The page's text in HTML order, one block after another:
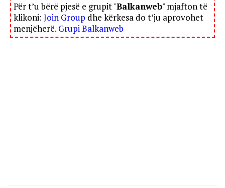
Për t’u bërë pjesë e grupit "Balkanweb" mjafton të
klikoni: Join Group dhe kërkesa do t’ju aprovohet
menjëherë. Grupi Balkanweb